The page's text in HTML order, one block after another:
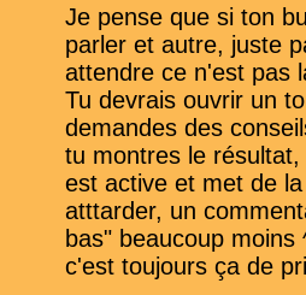
Je pense que si ton
parler et autre, juste
attendre ce n'est pas
Tu devrais ouvrir un
demandes des
tu montres le
est active et met de
atttarder, un
bas" beaucoup
c'est toujours ça de